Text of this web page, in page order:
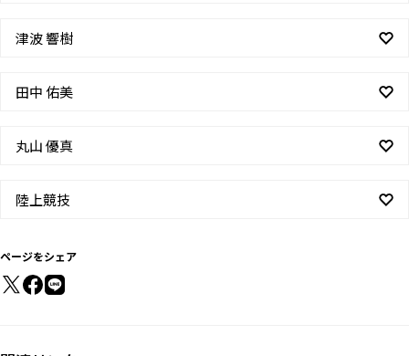
津波 響樹
田中 佑美
丸山 優真
陸上競技
ページをシェア